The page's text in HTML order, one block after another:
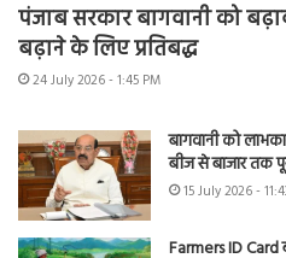
पंजाब सरकार बागवानी को
बढ़ाने के लिए प्रतिबद्ध
24 July 2026 - 1:45 PM
बागवानी को
बीज से बाजार तक
15 July 2026 -
Farmers ID Card